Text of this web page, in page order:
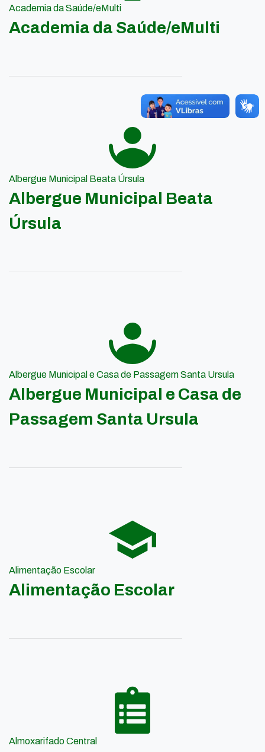
Academia da Saúde/eMulti
Academia da Saúde/eMulti
Albergue Municipal Beata Úrsula
Albergue Municipal Beata
Úrsula
Albergue Municipal e Casa de Passagem Santa Ursula
Albergue Municipal e Casa de
Passagem Santa Ursula
Alimentação Escolar
Alimentação Escolar
Almoxarifado Central